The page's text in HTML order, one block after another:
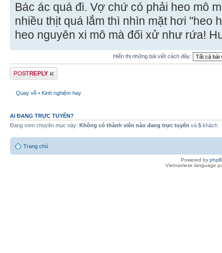
Bác ác quá đi. Vợ chứ có phải heo mô
nhiều thịt quá lắm thì nhìn mặt hơi "heo
heo nguyên xi mô mà đối xử như rứa!
Hiển thị những bài viết cách đây:
Gửi bài trả lời
Quay về • Kinh nghiệm hay
AI ĐANG TRỰC TUYẾN?
Đang xem chuyên mục này: Không có thành viên nào đang trực tuyến và 5 khách
Trang chủ
Powered by
Vietnamese language